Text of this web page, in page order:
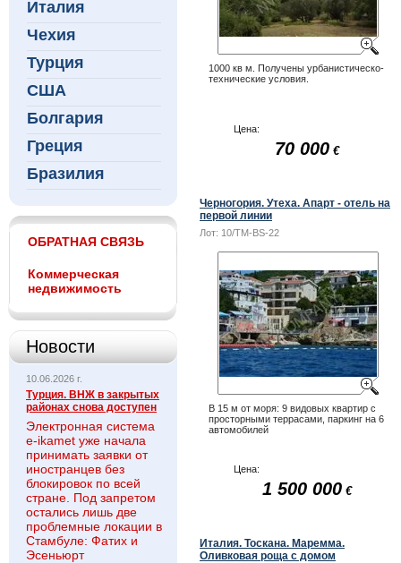
Италия
Чехия
Турция
США
Болгария
Греция
Бразилия
ОБРАТНАЯ СВЯЗЬ
Коммерческая
недвижимость
Новости
10.06.2026 г.
Турция. ВНЖ в закрытых
районах снова доступен
Электронная система
e-ikamet уже начала
принимать заявки от
иностранцев без
блокировок по всей
стране. Под запретом
остались лишь две
проблемные локации в
Стамбуле: Фатих и
Эсеньюрт
1000 кв м. Получены урбанистическо-
технические условия.
Цена:
70 000€
Черногория. Утеха. Апарт - отель на
первой линии
Лот: 10/TM-BS-22
В 15 м от моря: 9 видовых квартир с
просторными террасами, паркинг на 6
автомобилей
Цена:
1 500 000€
Италия. Тоскана. Маремма.
Оливковая роща с домом